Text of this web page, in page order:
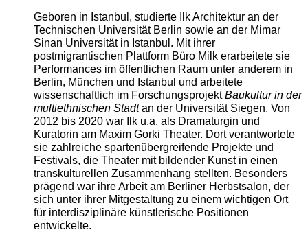
Geboren in Istanbul, studierte Ilk Architektur an der
Technischen Universität Berlin sowie an der Mimar
Sinan Universität in Istanbul. Mit ihrer
postmigrantischen Plattform Büro Milk erarbeitete sie
Performances im öffentlichen Raum unter anderem in
Berlin, München und Istanbul und arbeitete
wissenschaftlich im ForschungsprojektBaukultur in der
multiethnischen Stadtan der Universität Siegen. Von
2012 bis 2020 war Ilk u.a. als Dramaturgin und
Kuratorin am Maxim Gorki Theater. Dort verantwortete
sie zahlreiche spartenübergreifende Projekte und
Festivals, die Theater mit bildender Kunst in einen
transkulturellen Zusammenhang stellten. Besonders
prägend war ihre Arbeit am Berliner Herbstsalon, der
sich unter ihrer Mitgestaltung zu einem wichtigen Ort
für interdisziplinäre künstlerische Positionen
entwickelte.